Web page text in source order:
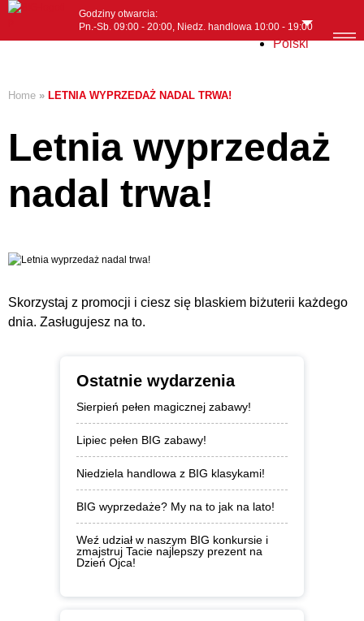
Polski
Godziny otwarcia:
Pn.-Sb. 09:00 - 20:00, Niedz. handlowa 10:00 - 19:00
Home » LETNIA WYPRZEDAŻ NADAL TRWA!
Letnia wyprzedaż
nadal trwa!
Skorzystaj z promocji i ciesz się blaskiem biżuterii każdego
dnia. Zasługujesz na to.
Ostatnie wydarzenia
Sierpień pełen magicznej zabawy!
Lipiec pełen BIG zabawy!
Niedziela handlowa z BIG klasykami!
BIG wyprzedaże? My na to jak na lato!
Weź udział w naszym BIG konkursie i
zmajstruj Tacie najlepszy prezent na
Dzień Ojca!